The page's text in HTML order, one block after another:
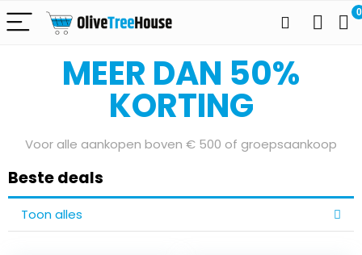
0
Bereid je voor op onze Sale Days
MEER DAN 50%
KORTING
Voor alle aankopen boven € 500 of groepsaankoop
Beste deals
Toon alles